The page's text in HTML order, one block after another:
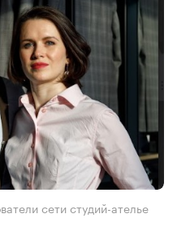
сети студий-ателье